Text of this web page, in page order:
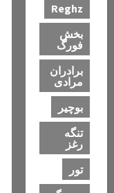
Reghz
بخش
فورگ
برادران
مرادی
بوچیر
تنگه
رغز
تور